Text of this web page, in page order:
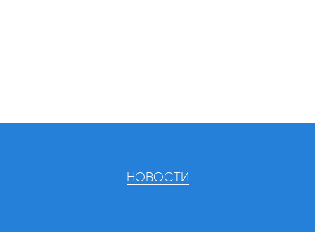
НОВОСТИ